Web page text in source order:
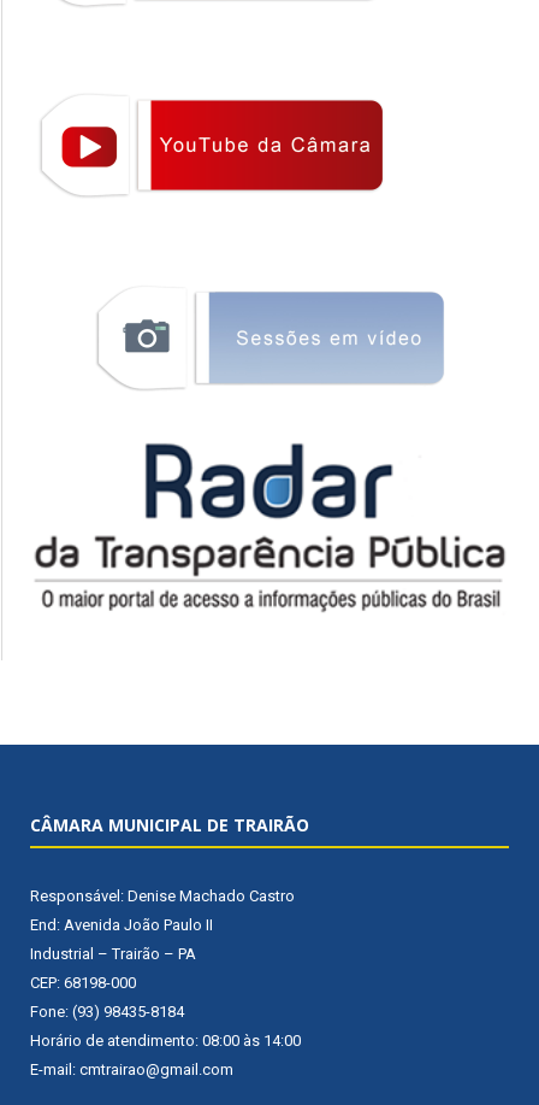
CÂMARA MUNICIPAL DE TRAIRÃO
Responsável: Denise Machado Castro
End: Avenida João Paulo II
Industrial – Trairão – PA
CEP: 68198-000
Fone: (93) 98435-8184
Horário de atendimento: 08:00 às 14:00
E-mail: cmtrairao@gmail.com